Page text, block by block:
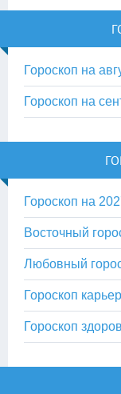
Гороскоп на
Гороскоп на
Гороскоп на
Восточный
Любовный
Гороскоп
Гороскоп